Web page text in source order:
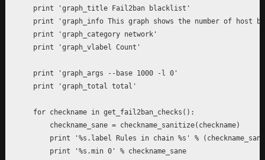
    print 'graph_title Fail2ban blacklist'
print 'graph_info This graph shows the number of host
    print 'graph_category network'
    print 'graph_vlabel Count'
    print 'graph_args --base 1000 -l 0'
    print 'graph_total total'
    for checkname in get_fail2ban_checks():
        checkname_sane = checkname_sanitize(checkname)
print '%s.label Rules in chain %s' %
        print '%s.min 0' % checkname_sane